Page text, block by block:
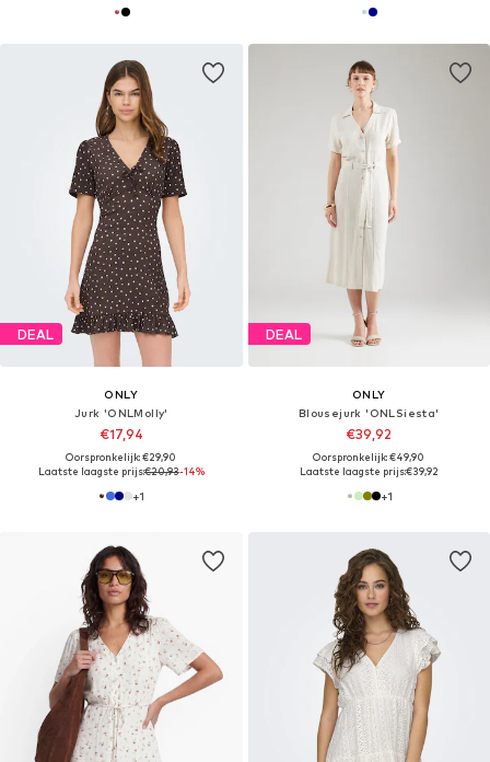
DEAL
ONLY
Jurk 'ONLMolly'
€17,94
Oorspronkelijk: €29,90
Laatste laagste prijs:€20,93-14%
+1
DEAL
ONLY
Blousejurk 'ONLSiesta'
€39,92
Oorspronkelijk: €49,90
Laatste laagste prijs:€39,92
+1